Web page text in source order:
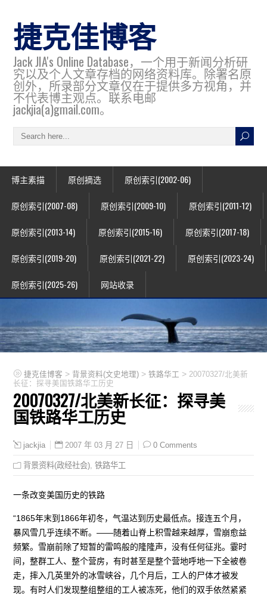
捷克佳博客
Jack JIA's Online Database，一个用于新闻分析研
究以及个人文章存档的网络资料库。除署名原
创外，所录部分文章仅在于提供多方视角，并
不代表博主观点。联系电邮
jackjia(a)gmail.com。
博主素描 原创摘选 原创索引(2002-06)
原创索引(2007-08) 原创索引(2009-10) 原创索引(2011-12)
原创索引(2013-14) 原创索引(2015-16) 原创索引(2017-18)
原创索引(2019-20) 原创索引(2021-22) 原创索引(2023-24)
原创索引(2025-26) 网站收录
捷克佳博客 > 背景资料(文史地理) >铁路华工 > 20070327/北美新
长征：探寻美国铁路华工历史
20070327/北美新长征：探寻美
国铁路华工历史
jackjia 2007 年 03 月 27 日 0 Comments
背景资料(政经社会) ,铁路华工
一条改变美国历史的铁路
“1865年末到1866年初冬，气温达到历史最低点。接连五个月，
暴风雪几乎连续不断。——随着山脊上积雪越来越厚，雪崩愈益
频繁。雪崩前除了短暂的雷鸣般的隆隆声，没有任何征兆。霎时
间，整群工人、整个营房，有时甚至是整个营地呼地一下全被卷
走，摔入几英里外的冰雪峡谷，几个月后，工人的尸体才被发
现。有时人们发现整组整组的工人被冻死，他们的双手依然紧紧